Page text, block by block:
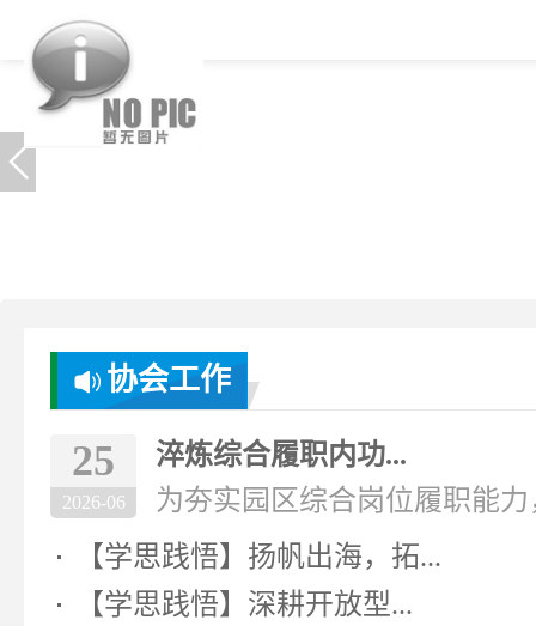
协会工作
25
2026-06
淬炼综合履职内功...
为夯实园区综合岗位履职能力
【学思践悟】扬帆出海，拓...
【学思践悟】深耕开放型...